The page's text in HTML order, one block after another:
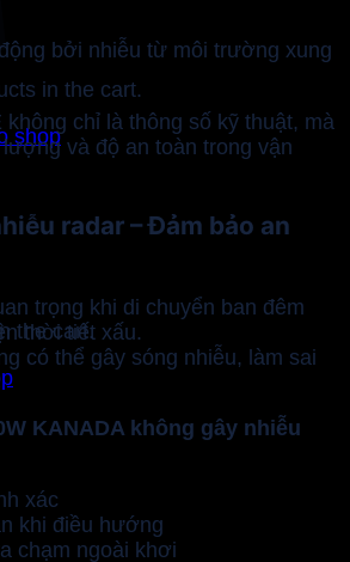
in the cart.
shop
the cart.
bởi nhiễu từ môi trường xung
không chỉ là thông số kỹ thuật, mà
lượng và độ an toàn trong vận
radar – Đảm bảo an
trọng khi di chuyển ban đêm
thời tiết xấu.
có thể gây sóng nhiễu, làm sai
KANADA không gây nhiễu
xác
khi điều hướng
chạm ngoài khơi